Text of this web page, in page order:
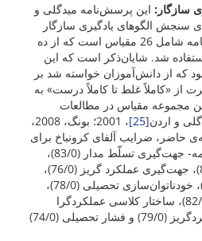
سازگار: این پرسش‌نامه میدگلی و
در سال 1997 برای سنجش الگوهای یادگیری سازگار
طراحی کرده‌اند. این پرسشنامه شامل 26 مقیاس است که از ده
شد. شایان‌ذکر است که این
49 سؤال بود که از دانش‌آموزان خواسته شد بر
لیکرت از «کاملاً غلط تا کاملاً درست» به
مجموعه مقیاس در مطالعات
و اردن[25]
، 2001؛ بونگ، 2008،
حاضر، ضرایب آلفای کرونباخ برای
زیرمجموعه‌های این پرسشنامه- جهت‌گیری تسلّط مدار (83/0)،
جهت‌گیری عملکرد گرا (84/0)، جهت‌گیری عملکرد گریز (76/0)،
خود کارآمدی تحصیلی (81/0)، خودناتوان‌سازی تحصیلی (78/0)،
ساختار کلاسی تسلّط‌مدار (82/0)، ساختار کلاسی عملکردگرا
(72/0)، ساختار کلاسی عملکردگریز (79/0) و فشار تحصیلی (74/0)